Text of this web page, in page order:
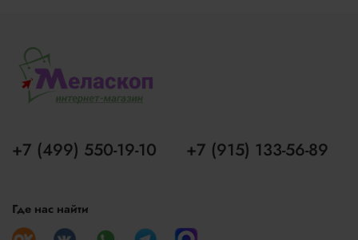
+7 (499) 550-19-10 +7 (915) 133-56-89
Где нас найти